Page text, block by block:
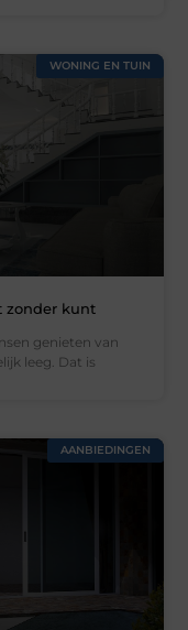
WONING EN TUIN
zonder kunt
genieten van
leeg. Dat is
AANBIEDINGEN